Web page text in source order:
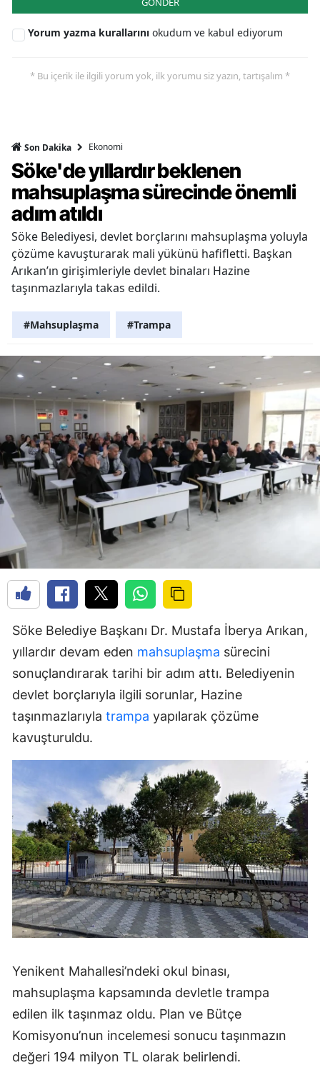
Yorum yazma kurallarını okudum ve kabul ediyorum
* Bu içerik ile ilgili yorum yok, ilk yorumu siz yazın, tartışalım *
Son Dakika Ekonomi
Söke'de yıllardır beklenen
mahsuplaşma sürecinde önemli
adım atıldı
Söke Belediyesi, devlet borçlarını mahsuplaşma yoluyla
çözüme kavuşturarak mali yükünü hafifletti. Başkan
Arıkan’ın girişimleriyle devlet binaları Hazine
taşınmazlarıyla takas edildi.
#Mahsuplaşma #Trampa
Söke Belediye Başkanı Dr. Mustafa İberya Arıkan,
yıllardır devam eden mahsuplaşma sürecini
sonuçlandırarak tarihi bir adım attı. Belediyenin
devlet borçlarıyla ilgili sorunlar, Hazine
taşınmazlarıyla trampa yapılarak çözüme
kavuşturuldu.
Yenikent Mahallesi’ndeki okul binası,
mahsuplaşma kapsamında devletle trampa
edilen ilk taşınmaz oldu. Plan ve Bütçe
Komisyonu’nun incelemesi sonucu taşınmazın
değeri 194 milyon TL olarak belirlendi.